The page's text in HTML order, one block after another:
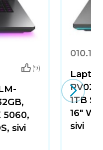
protok
dugotrajnost, dok
u
(9)
5060,
sivi
1TB
16"
sivi